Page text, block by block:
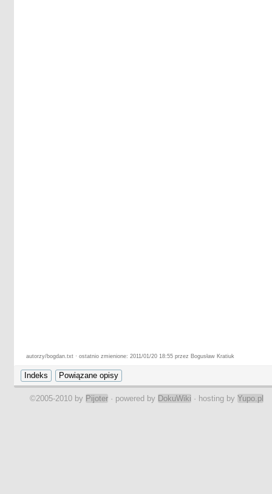
autorzy/bogdan.txt · ostatnio zmienione: 2011/01/20 18:55 przez Bogusław Kratiuk
©2005-2010 by Pijoter · powered by DokuWiki · hosting by Yupo.pl